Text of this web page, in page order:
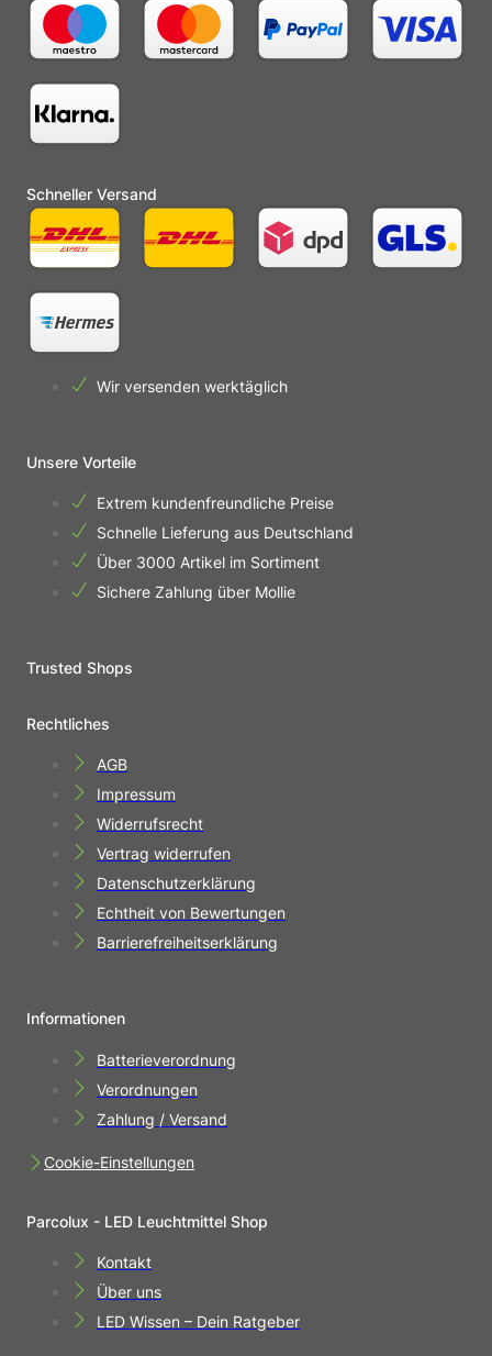
Schneller Versand
Wir versenden werktäglich
Unsere Vorteile
Extrem kundenfreundliche Preise
Schnelle Lieferung aus Deutschland
Über 3000 Artikel im Sortiment
Sichere Zahlung über Mollie
Trusted Shops
Rechtliches
AGB
Impressum
Widerrufsrecht
Vertrag widerrufen
Datenschutzerklärung
Echtheit von Bewertungen
Barrierefreiheitserklärung
Informationen
Batterieverordnung
Verordnungen
Zahlung / Versand
Cookie-Einstellungen
Parcolux - LED Leuchtmittel Shop
Kontakt
Über uns
LED Wissen – Dein Ratgeber